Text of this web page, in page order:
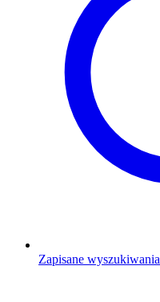
Zapisane wyszukiwania